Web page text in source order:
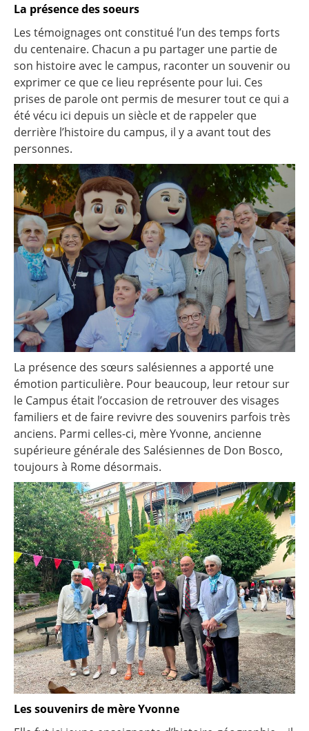
La présence des soeurs
Les témoignages ont constitué l’un des temps forts
du centenaire. Chacun a pu partager une partie de
son histoire avec le campus, raconter un souvenir ou
exprimer ce que ce lieu représente pour lui. Ces
prises de parole ont permis de mesurer tout ce qui a
été vécu ici depuis un siècle et de rappeler que
derrière l’histoire du campus, il y a avant tout des
personnes.
La présence des sœurs salésiennes a apporté une
émotion particulière. Pour beaucoup, leur retour sur
le Campus était l’occasion de retrouver des visages
familiers et de faire revivre des souvenirs parfois très
anciens. Parmi celles-ci, mère Yvonne, ancienne
supérieure générale des Salésiennes de Don Bosco,
toujours à Rome désormais.
Les souvenirs de mère Yvonne